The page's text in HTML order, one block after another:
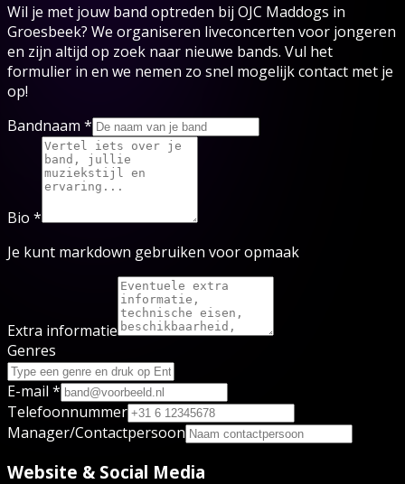
Wil je met jouw band optreden bij OJC Maddogs in
Groesbeek? We organiseren liveconcerten voor jongeren
en zijn altijd op zoek naar nieuwe bands. Vul het
formulier in en we nemen zo snel mogelijk contact met je
op!
Bandnaam *
Bio *
Je kunt markdown gebruiken voor opmaak
Extra informatie
Genres
E-mail *
Telefoonnummer
Manager/Contactpersoon
Website & Social Media